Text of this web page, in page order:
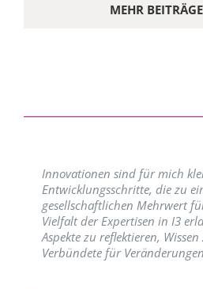
MEHR
Innovationen sind für mich
Entwicklungsschritte, die zu
gesellschaftlichen Mehrwert
Vielfalt der Expertisen in I3
Aspekte zu reflektieren,
Verbündete für